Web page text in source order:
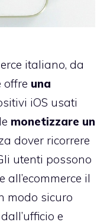
italiano, da
offre una
iOS usati
monetizzare un
dover ricorrere
utenti possono
il
modo sicuro
e